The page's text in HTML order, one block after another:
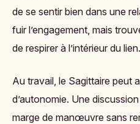
de se sentir bien dans une
fuir l’engagement, mais
de respirer à l’intérieur du lien.
Au travail, le Sagittaire peut
d’autonomie. Une
marge de manœuvre sans